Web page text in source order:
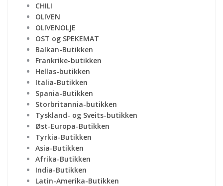
CHILI
OLIVEN
OLIVENOLJE
OST og SPEKEMAT
Balkan-Butikken
Frankrike-butikken
Hellas-butikken
Italia-Butikken
Spania-Butikken
Storbritannia-butikken
Tyskland- og Sveits-butikken
Øst-Europa-Butikken
Tyrkia-Butikken
Asia-Butikken
Afrika-Butikken
India-Butikken
Latin-Amerika-Butikken